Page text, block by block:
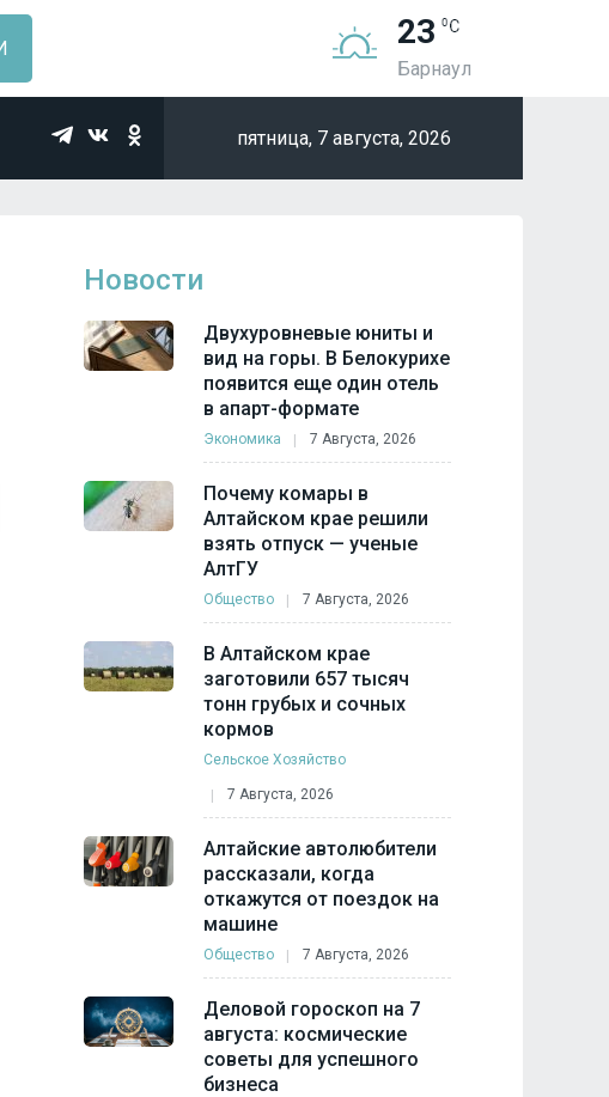
23
Барнаул
пятница, 7 августа, 2026
Новости
Двухуровневые юниты и
вид на горы. В Белокурихе
появится еще один отель
в апарт-формате
Экономика 7 Августа, 2026
Почему комары в
Алтайском крае решили
взять отпуск — ученые
АлтГУ
Общество 7 Августа, 2026
В Алтайском крае
заготовили 657 тысяч
тонн грубых и сочных
кормов
Сельское Хозяйство
7 Августа, 2026
Алтайские автолюбители
рассказали, когда
откажутся от поездок на
машине
Общество 7 Августа, 2026
Деловой гороскоп на 7
августа: космические
советы для успешного
бизнеса